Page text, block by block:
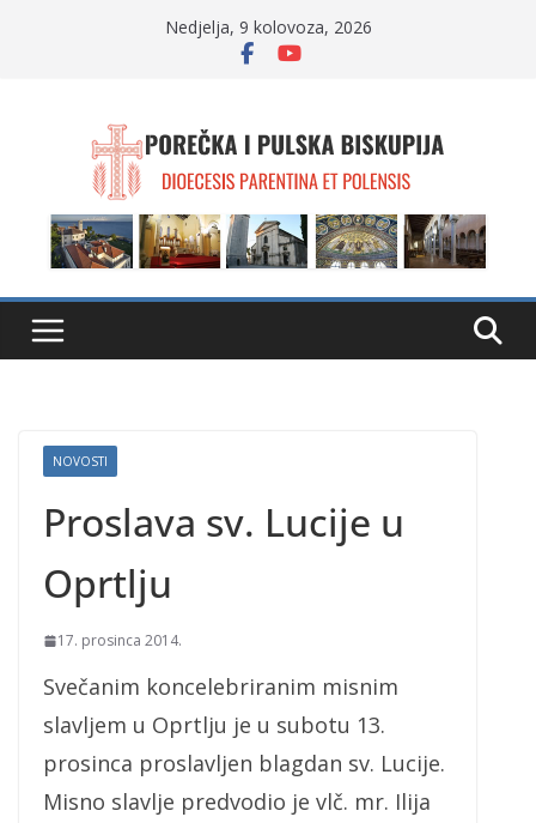
Nedjelja, 9 kolovoza, 2026
NOVOSTI
Proslava sv. Lucije u
Oprtlju
17. prosinca 2014.
Svečanim koncelebriranim misnim
slavljem u Oprtlju je u subotu 13.
prosinca proslavljen blagdan sv. Lucije.
Misno slavlje predvodio je vlč. mr. Ilija